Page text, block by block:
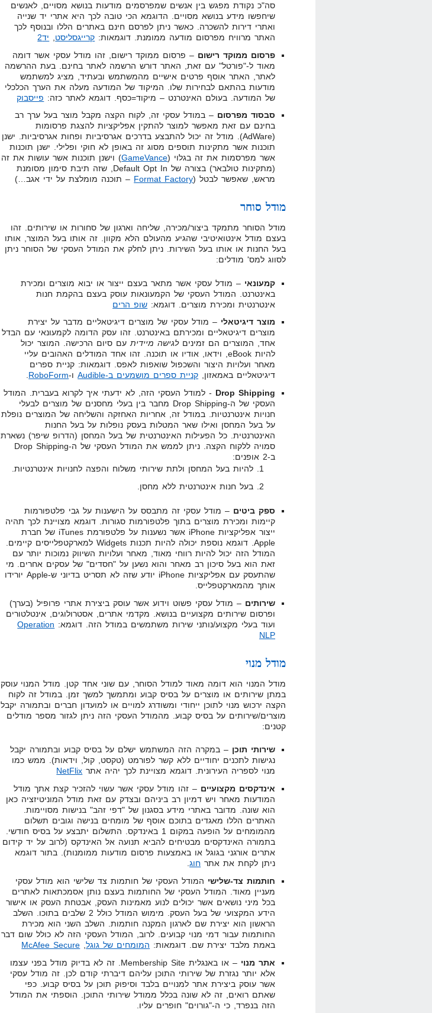
סה"כ נקודת מפגש בין אנשים שמפרסמים מודעות בנושא מסויים, לאנשים
שיחפשו מידע בנושא מסויים. הדוגמא הכי טובה לכך היא אתרי יד שנייה
ואתרי דירות להשכרה. כאשר ניתן לפרסם חינם באתרים הללו ובנוסף לכך
האתר מרוויח מפרסום מודעה ממומנת. דוגמאות: קרייגסליסט
יד2
פרסום ממוקד רישום – פרסום ממוקד רישום, זהו מודל עסקי אשר דומה
מאוד ל-"פורטל" עם זאת, האתר דורש הרשמה לאתר בחינם. בעת ההרשמה
לאתר, האתר אוסף פרטים אישיים מהמשתמש ובעתיד, מציג למשתמש
מודעות בהתאם לבחירות שלו. המיקוד של המודעה מעלה את הערך הכלכלי
של המודעה. בעולם האינטרנט – מיקוד=כסף. דוגמא לאתר כזה: פייסבוק
סבסוד מפרסום – במודל עסקי זה, לקוח הקצה מקבל מוצר בעל ערך רב
בחינם עם זאת מאפשר למוצר להתקין אפליקציות להצגת פרסומות
(AdWare). מודל זה יכול להתבצע בדרכים אגרסיביות ופחות אגרסיביות. ישנן
תוכנות אשר מתקינות תוספים מסוג זה באופן לא חוקי ופלילי. ישנן תוכנות
אשר מפרסמות את זה בגלוי (GameVance) וישנן תוכנות אשר עושות את זה
(מתקינות טולבאר) בצורה של Default Opt In, שזה תיבת סימון מסומנת
מראש, שאפשר לבטל (Format Factory – תוכנה מומלצת על ידי אגב…)
מודל סוחר
מודל הסוחר מתמקד ביצור/מכירה, שליחה וארגון של סחורות או שירותים. זהו
בעצם מודל אינטואיטיבי שהגיע מהעולם הלא מקוון. זה אותו בעל המוצר, אותו
בעל החנות או אותו בעל השירות. ניתן לחלק את המודל העסקי של הסוחר ניתן
לסווג למס' מודלים:
קמעונאי – מודל עסקי אשר מתאר בעצם ייצור או יבוא מוצרים ומכירת
באינטרנט. המודל העסקי של הקמעונאות עוסק בעצם בהקמת חנות
אינטרנטית ומכירת מוצרים. דוגמא: שופ הרים
מוצר דיגיטאלי – מודל עסקי של מוצרים דיגיטאליים מדבר על יצירת
מוצרים דיגיטאליים ומכירתם באינטרנט. זהו עסק הדומה לקמעונאי עם הבדל
אחד, המוצרים הם זמיניםלגישה מיידיתעם סיום הרכישה. המוצר יכול
להיות eBook, וידאו, אודיו או תוכנה. זהו אחד המודלים האהובים עליי
מאחר ועלויות היצור והשכפול שואפות לאפס. דוגמאות: קניית ספרים
דיגיטאליים באמאזון, קניית ספרים מושמעים ב-Audible ו-RoboForm
.
Drop Shipping - למודל העסקי הזה, לא ידעתי איך לקרוא בעברית. המודל
העסקי של ה-Drop Shipping מחבר בין בעלי מחסנים של מוצרים לבעלי
חנויות אינטרנטיות. במודל זה, אחריות האחזקה והשליחה של המוצרים נופלת
על בעל המחסן ואילו שאר המטלות בעסק נופלות על בעל החנות
האינטרנטית. כל הפעילות האינטרנטית של בעל המחסן (הדרופ שיפר) נשארת
סמויה ללקוח הקצה. ניתן לממש את המודל העסקי של ה-Drop Shipping
ב-2 אופנים:
להיות בעל המחסן ולתת שירותי משלוח והפצה לחנויות אינטרנטיות.
בעל חנות אינטרנטית ללא מחסן.
ספק ביטים – מודל עסקי זה מתבסס על הישענות על גבי פלטפורמות
קיימות ומכירת מוצרים בתוך פלטפורמות סגורות. דוגמא מצויינת לכך תהיה
ייצור אפליקציות iPhone אשר נשענות על פלטפורמת iTunes של חברת
Apple. דוגמא נוספת יכולה להיות תכנות Widgets למארקטפלייסים קיימים.
המודל הזה יכול להיות רווחי מאוד, מאחר ועלויות השיווק נמוכות יותר עם
זאת הוא בעל סיכון רב מאחר והוא נשען על "חסדים" של עסקים אחרים. מי
שהתעסק עם אפליקציות iPhone יודע שזה לא תסריט בדיוני ש-Apple יורידו
אותך מהמארקטפלייס.
שירותים – מודל עסקי פשוט וידוע אשר עוסק ביצירת אתרי פרופיל (בערך)
ופרסום שירותים מקצועיים בנושא. מקדמי אתרים, אסטרולוגים, אינטלטורים
ועוד בעלי מקצוע/נותני שירות משתמשים במודל הזה. דוגמא: Operation
NLP
מודל מנוי
מודל המנוי הוא דומה מאוד למודל הסוחר, עם שוני אחד קטן. מודל המנוי עוסק
במתן שירותים או מוצרים על בסיס קבוע ומתמשך למשך זמן. במודל זה לקוח
הקצה ירכוש מנוי לתוכן ייחודי ומשודרג למויים או למועדון חברים ובתמורה יקבל
מוצרים/שירותים על בסיס קבוע. מהמודל העסקי הזה ניתן לגזור מספר מודלים
קטנים:
שירותי תוכן – במקרה הזה המשתמש ישלם על בסיס קבוע ובתמורה יקבל
נגישות לתכנים יחודיים ללא קשר לפורמט (טקסט, קול, וידאות). ממש כמו
מנוי לספריה העירונית. דוגמא מצויינת לכך יהיה אתר NetFlix
אינדקסים מקצועיים – זהו מודל עסקי אשר עשוי להזכיר קצת אתך מודל
המודעות מאחר ויש דמיון רב ביניהם ובצדק עם זאת מודל המוניטיזציה כאן
הוא שונה. מדובר באתרי מידע בסגנון של "דפי זהב" בנישות מסויימות.
האתרים הללו מאגדים בתוכם אוסף של מומחים בנישה וגובים תשלום
מהמומחים על הופעה במקום 1 באינדקס. התשלום יתבצע על בסיס חודשי.
בתמורה האינדקסים מבטיחים להביא תנועה אל האינדקס (לרוב על יד קידום
אתרים אורגני בגוגל או באמצעות פרסום מודעות ממומנות). בתור דוגמא
ניתן לקחת את אתר חוג.
חותמות צד-שלישי המודל העסקי של חותמות צד שלישי הוא מודל עסקי
מעניין מאוד. המודל העסקי של החותמות בעצם נותן אסמכתאות לאתרים
בכל מיני נושאים אשר יכולים לנוע מאמינות העסק, אבטחת העסק או אישור
הידע המקצועי של בעל העסק. מימוש המודל כולל 2 שלבים בתוכו. השלב
הראשון הוא יצירת שם לארגון המקנה חותמות. השלב השני הוא מכירת
החותמות עבור דמי מנוי קבועים. לרוב, המודל העסקי הזה לא כולל שום דבר
באמת מלבד יצירת שם. דוגמאות: המומחים של גוגל,
McAfee Secure
אתר מנוי
– או באנגלית Membership Site. זה לא בדיוק מודל בפני עצמו
אלא יותר נגזרת של שירותי התוכן עליהם דיברתי קודם לכן. זה מודל עסקי
אשר עוסק ביצירת אתר למנויים בלבד וסיפוק תוכן על בסיס קבוע. כפי
שאתם רואים, זה לא שונה בכלל ממודל שירותי התוכן. הוספתי את המודל
הזה בנפרד, כי ה-"גורוים" חופרים עליו.